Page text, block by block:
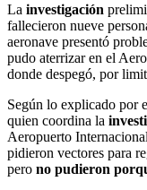
La investigación
fallecieron nueve
aeronave presentó
pudo aterrizar en el
donde despegó, por
Según lo explicado por
quien coordina la
Aeropuerto
pidieron vectores para
pero no pudieron